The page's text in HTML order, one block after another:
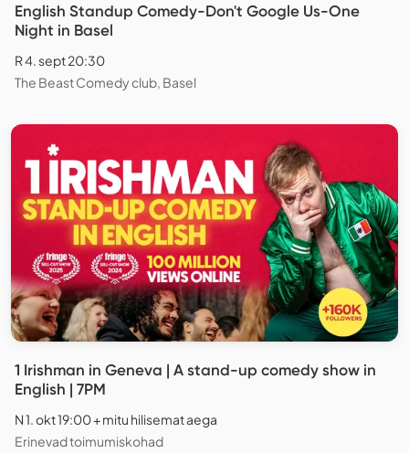
English Standup Comedy-Don't Google Us-One
Night in Basel
R 4. sept 20:30
The Beast Comedy club, Basel
1 Irishman in Geneva | A stand-up comedy show in
English | 7PM
N 1. okt 19:00 + mitu hilisemat aega
Erinevad toimumiskohad